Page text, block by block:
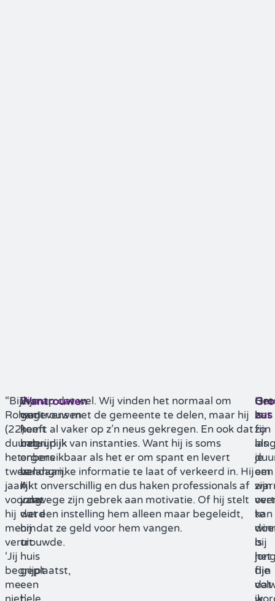
“Bij
Rohan*
(22)
duurde
het
twee
jaar
voordat
hij
me
vertrouwde.
‘Jij
begrijpt
me
Wantrouwen
Zijn
wantrouwen
komt
natuurlijk
ergens
vandaan.
Al
jong
werd
hij
uit
huis
geplaatst,
een
Ik snap dat wel. Wij vinden het normaal om
gegevens met de gemeente te delen, maar hij
heeft al vaker op z’n neus gekregen. En ook dat
begrijp ik van instanties. Want hij is soms
onbereikbaar als het er om spant en levert
belangrijke informatie te laat of verkeerd in. Hij
lijkt onverschillig en dus haken professionals af
vanwege zijn gebrek aan motivatie. Of hij stelt
dat een instelling hem alleen maar begeleidt,
omdat ze geld voor hem vangen.
zus
het
zo
om
zijn
te
is
het
fijn
dat
Het
is
fijn
als
je
een
kan
bij
die